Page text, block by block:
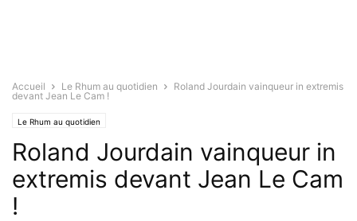
Accueil Le Rhum au quotidien
Roland Jourdain vainqueur in extremis
devant Jean Le Cam !
Le Rhum au quotidien
Roland Jourdain vainqueur in
extremis devant Jean Le Cam
!